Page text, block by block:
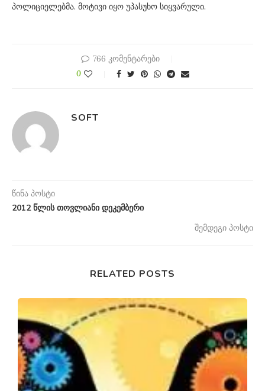
პოლიციელებმა. მოტივი იყო უპასუხო სიყვარული.
766 კომენტარები
0
SOFT
წინა პოსტი
2012 წლის თოვლიანი დეკემბერი
შემდეგი პოსტი
RELATED POSTS